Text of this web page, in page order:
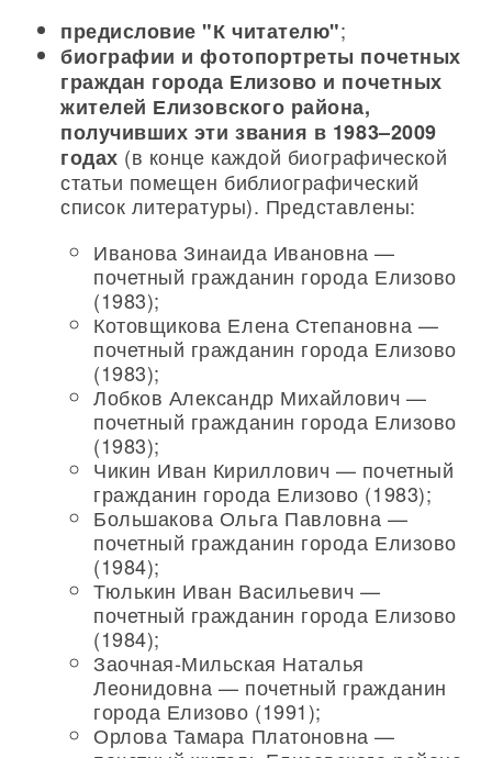
предисловие "К читателю";
биографии и фотопортреты почетных
граждан города Елизово и почетных
жителей Елизовского района,
получивших эти звания в 1983–2009
годах (в конце каждой биографической
статьи помещен библиографический
список литературы). Представлены:
Иванова Зинаида Ивановна —
почетный гражданин города Елизово
(1983);
Котовщикова Елена Степановна —
почетный гражданин города Елизово
(1983);
Лобков Александр Михайлович —
почетный гражданин города Елизово
(1983);
Чикин Иван Кириллович — почетный
гражданин города Елизово (1983);
Большакова Ольга Павловна —
почетный гражданин города Елизово
(1984);
Тюлькин Иван Васильевич —
почетный гражданин города Елизово
(1984);
Заочная-Мильская Наталья
Леонидовна — почетный гражданин
города Елизово (1991);
Орлова Тамара Платоновна —